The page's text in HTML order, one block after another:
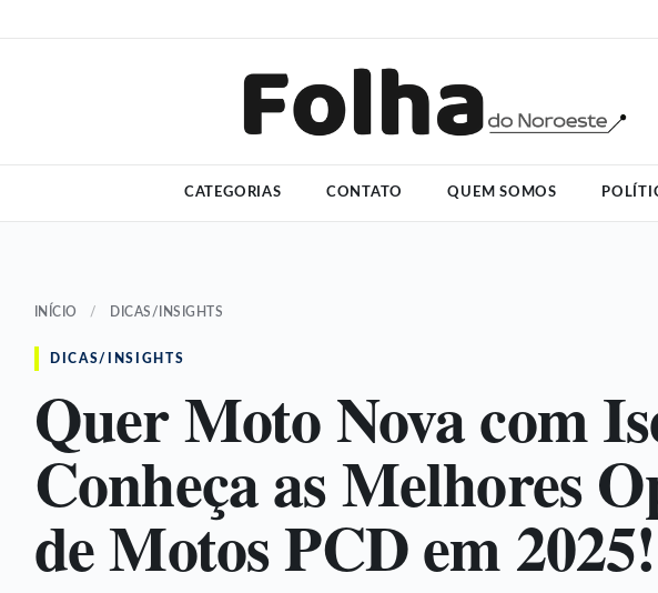
CATEGORIAS CONTATO QUEM SOMOS
INÍCIO / DICAS/INSIGHTS
DICAS/INSIGHTS
Quer Moto Nova com
Conheça as Melhores
de Motos PCD em 2025!